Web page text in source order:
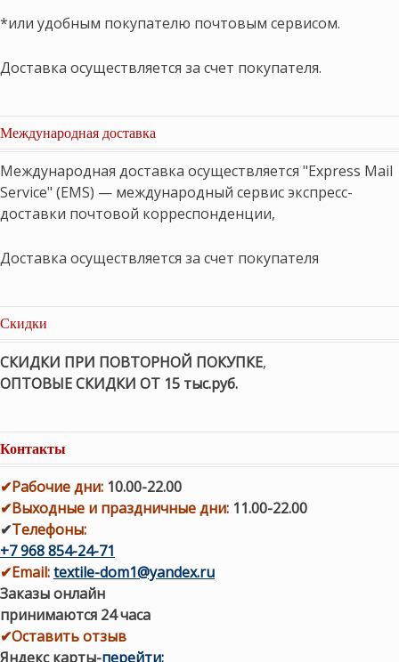
*или удобным покупателю почтовым сервисом.
Доставка осуществляется за счет покупателя.
Международная доставка
Международная доставка осуществляется "Express Mail
Service" (EMS) — международный сервис экспресс-
доставки почтовой корреспонденции,
Доставка осуществляется за счет покупателя
Скидки
СКИДКИ ПРИ ПОВТОРНОЙ ПОКУПКЕ,
ОПТОВЫЕ СКИДКИ ОТ 15 тыс.руб.
Контакты
✔Рабочие дни: 10.00-22.00
✔Выходные и праздничные дни: 11.00-22.00
✔Телефоны:
+7 968 854-24-71
✔Email:textile-dom1@yandex.ru
Заказы онлайн
принимаются 24 часа
✔Оставить отзыв
Яндекс карты-перейти;